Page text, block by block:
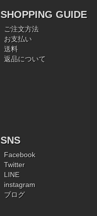
SHOPPING GUIDE
ご注文方法
お支払い
送料
返品について
SNS
Facebook
Twitter
LINE
instagram
ブログ